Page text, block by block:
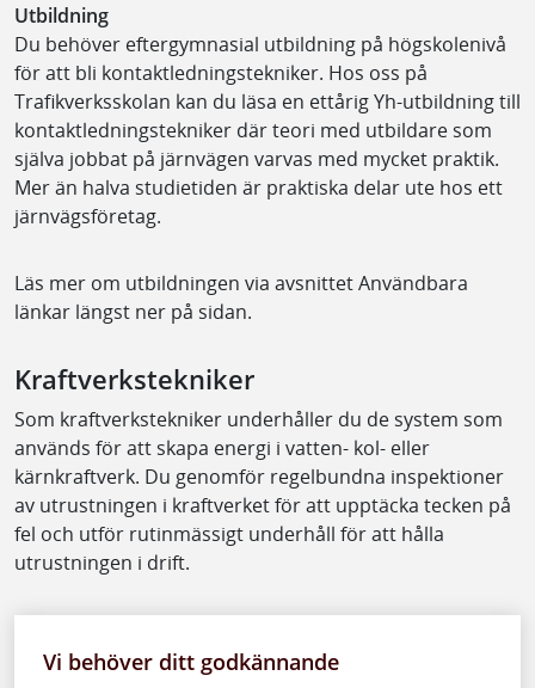
Utbildning
Du behöver eftergymnasial utbildning på högskolenivå
för att bli kontaktledningstekniker. Hos oss på
Trafikverksskolan kan du läsa en ettårig Yh-utbildning till
kontaktledningstekniker där teori med utbildare som
själva jobbat på järnvägen varvas med mycket praktik.
Mer än halva studietiden är praktiska delar ute hos ett
järnvägsföretag.
Läs mer om utbildningen via avsnittet Användbara
länkar längst ner på sidan.
Kraftverkstekniker
Som kraftverkstekniker underhåller du de system som
används för att skapa energi i vatten- kol- eller
kärnkraftverk. Du genomför regelbundna inspektioner
av utrustningen i kraftverket för att upptäcka tecken på
fel och utför rutinmässigt underhåll för att hålla
utrustningen i drift.
Vi behöver ditt godkännande